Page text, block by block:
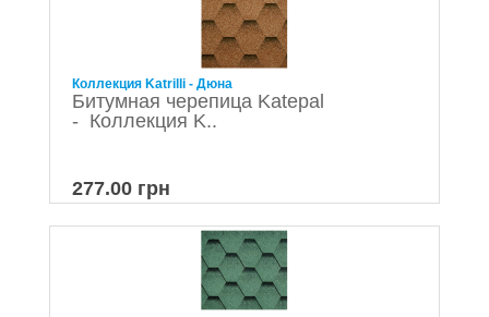
Коллекция Katrilli - Дюна
Битумная черепица Katepal
- Коллекция K..
277.00 грн